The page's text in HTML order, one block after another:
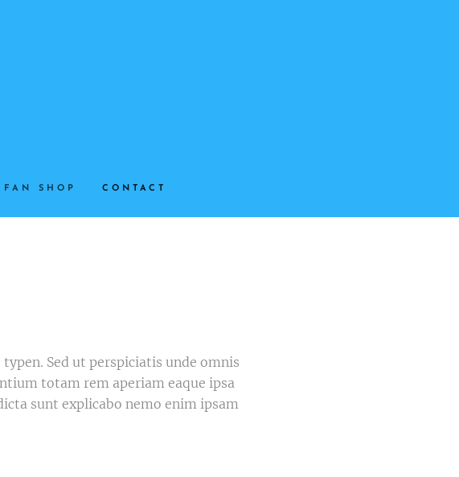
FAN SHOP CONTACT
Sed ut perspiciatis unde omnis
totam rem aperiam eaque ipsa
sunt explicabo nemo enim ipsam